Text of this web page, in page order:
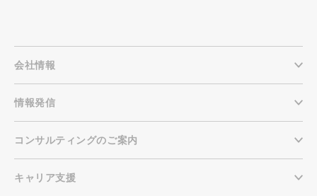
会社情報
情報発信
コンサルティングのご案内
キャリア支援